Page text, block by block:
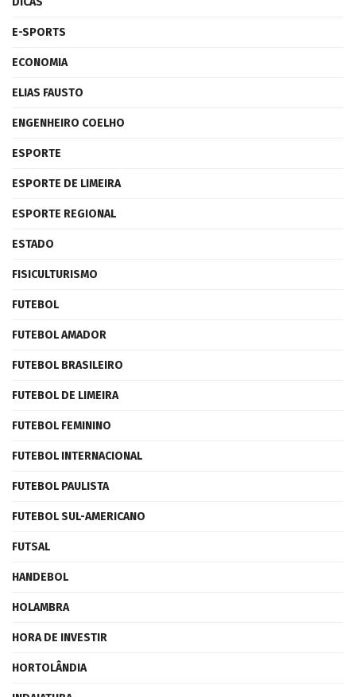
E-SPORTS
ECONOMIA
ELIAS FAUSTO
ENGENHEIRO COELHO
ESPORTE
ESPORTE DE LIMEIRA
ESPORTE REGIONAL
ESTADO
FISICULTURISMO
FUTEBOL
FUTEBOL AMADOR
FUTEBOL BRASILEIRO
FUTEBOL DE LIMEIRA
FUTEBOL FEMININO
FUTEBOL INTERNACIONAL
FUTEBOL PAULISTA
FUTEBOL SUL-AMERICANO
FUTSAL
HANDEBOL
HOLAMBRA
HORA DE INVESTIR
HORTOLÂNDIA